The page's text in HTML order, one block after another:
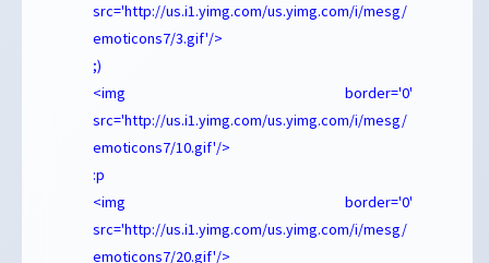
src='http://us.i1.yimg.com/us.yimg.com/i/mesg/
emoticons7/3.gif'/>
;)
<img border='0'
src='http://us.i1.yimg.com/us.yimg.com/i/mesg/
emoticons7/10.gif'/>
:p
<img border='0'
src='http://us.i1.yimg.com/us.yimg.com/i/mesg/
emoticons7/20.gif'/>